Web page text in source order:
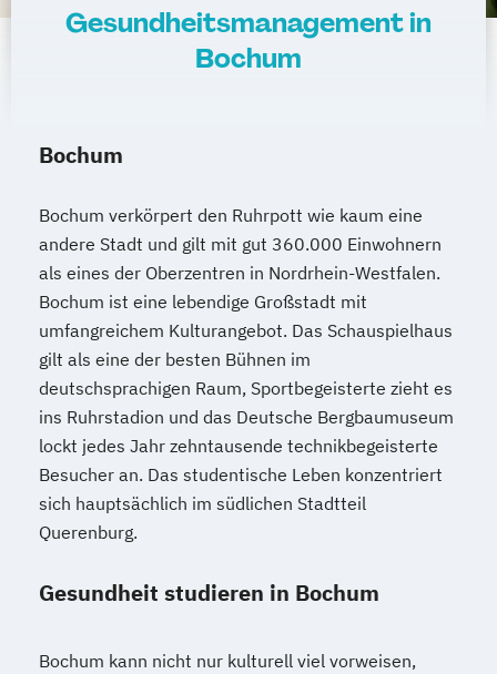
Gesundheitsmanagement in
Bochum
Bochum
Bochum verkörpert den Ruhrpott wie kaum eine
andere Stadt und gilt mit gut 360.000 Einwohnern
als eines der Oberzentren in Nordrhein-Westfalen.
Bochum ist eine lebendige Großstadt mit
umfangreichem Kulturangebot. Das Schauspielhaus
gilt als eine der besten Bühnen im
deutschsprachigen Raum, Sportbegeisterte zieht es
ins Ruhrstadion und das Deutsche Bergbaumuseum
lockt jedes Jahr zehntausende technikbegeisterte
Besucher an. Das studentische Leben konzentriert
sich hauptsächlich im südlichen Stadtteil
Querenburg.
Gesundheit studieren in Bochum
Bochum kann nicht nur kulturell viel vorweisen,